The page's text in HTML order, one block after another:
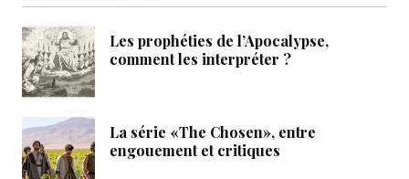
Les prophéties de l’Apocalypse,
comment les interpréter ?
La série «The Chosen», entre
engouement et critiques